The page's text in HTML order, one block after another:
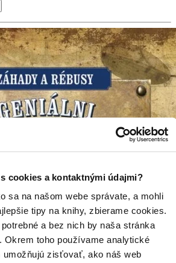
cookies a kontaktnými údajmi?
sa na našom webe správate, a mohli
tipy na knihy, zbierame cookies.
a bez nich by naša stránka
Okrem toho používame analytické
umožňujú zisťovať, ako náš web